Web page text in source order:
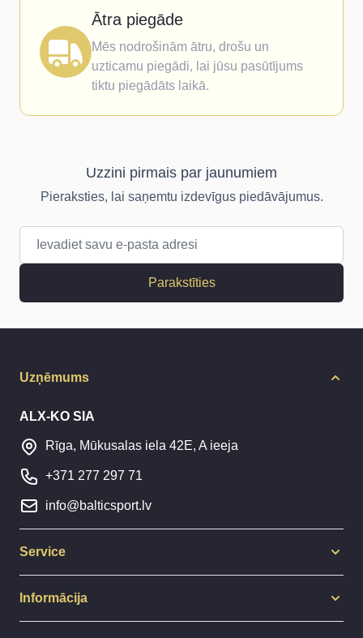
Ātra piegāde
Mēs nodrošinām ātru, drošu un
uzticamu piegādi, lai jūsu pasūtījums
tiktu piegādāts laikā.
Uzzini pirmais par jaunumiem
Pieraksties, lai saņemtu izdevīgus piedāvājumus.
Parakstīties
Uzņēmums
ALX-KO SIA
Rīga, Mūkusalas iela 42E, A ieeja
+371 277 297 71
info@balticsport.lv
Service
Informācija